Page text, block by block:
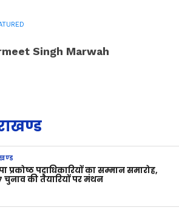
Singh Marwah
प्रकोष्ठ पदाधिकारियों का सम्मान समारोह,
चुनाव की तैयारियों पर मंथन